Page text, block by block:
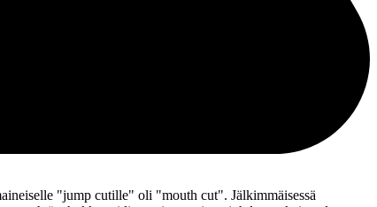
"jump cutille" oli "mouth cut". Jälkimmäisessä